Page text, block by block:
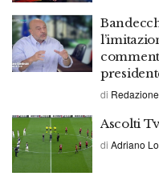
di
Ascolti
di Adriano